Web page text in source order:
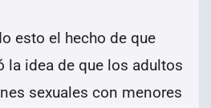
esto el hecho de que
la idea de que los adultos
sexuales con menores